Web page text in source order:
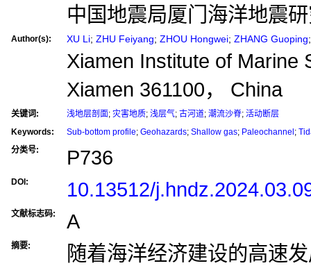
中国地震局厦门海洋地震
Author(s): XU Li; ZHU Feiyang; ZHOU Hongwei; ZHANG Guoping
Xiamen Institute of Marine
Xiamen 361100， China
关键词: 浅地层剖面; 灾害地质; 浅层气; 古河道; 潮流沙脊; 活动断层
Keywords:
Sub-bottom profile; Geohazards; Shallow gas; Paleochannel ;
分类号:
P736
DOI: 10.13512/
文献标志码: A
摘要:
随着海洋经济建设的高速